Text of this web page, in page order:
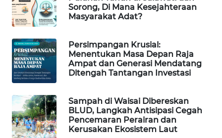
Sorong, Di Mana Kesejahteraan
Masyarakat Adat?
Persimpangan Krusial:
Menentukan Masa Depan Raja
Ampat dan Generasi Mendatang
Ditengah Tantangan Investasi
Sampah di Waisai Dibereskan
BLUD, Langkah Antisipasi Cegah
Pencemaran Perairan dan
Kerusakan Ekosistem Laut
PORTAL
KONSUMEN
FORWAMKI
ALPERKLINAS
FORJASIDA
TAMBANG